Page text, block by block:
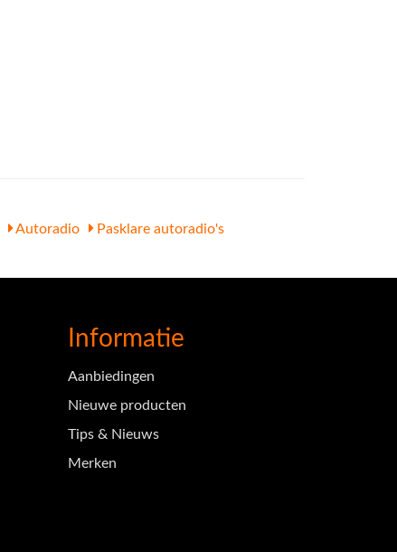
Autoradio Pasklare autoradio's
Informatie
Aanbiedingen
Nieuwe producten
Tips & Nieuws
Merken